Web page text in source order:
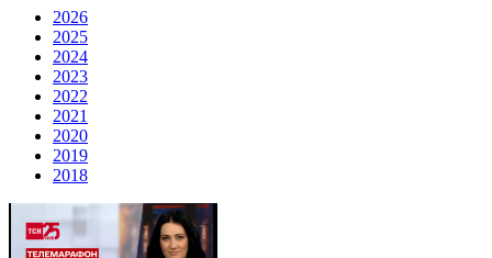
2026
2025
2024
2023
2022
2021
2020
2019
2018